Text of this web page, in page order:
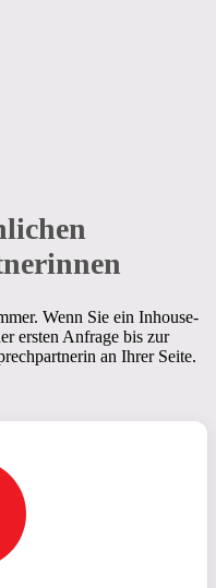
Wenn Sie ein Inhouse-
ersten Anfrage bis zur
an Ihrer Seite.